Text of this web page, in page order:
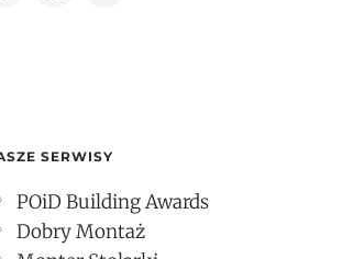
SERWISY
POiD Building Awards
Dobry Montaż